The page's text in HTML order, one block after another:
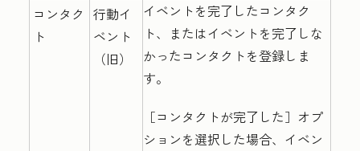
コンタク
ト
行動イ
ベント
（旧）
イベントを完了したコンタク
ト、またはイベントを完了しな
かったコンタクトを登録しま
す。
［コンタクトが完了した］ オプ
ションを選択した場合、イベン